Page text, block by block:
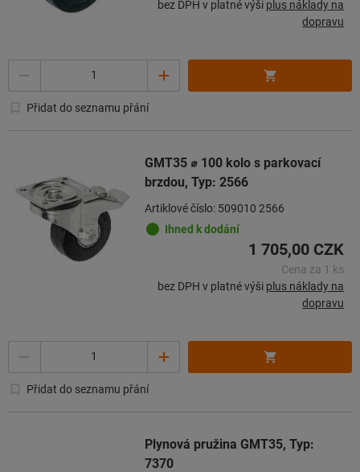
bez DPH v platné výši plus náklady na
dopravu
Přidat do seznamu přání
GMT35 ⌀ 100 kolo s parkovací
brzdou, Typ: 2566
Artiklové číslo: 509010 2566
Ihned k dodání
1 705,00 CZK
Cena za 1 ks
bez DPH v platné výši plus náklady na
dopravu
Přidat do seznamu přání
Plynová pružina GMT35, Typ:
7370